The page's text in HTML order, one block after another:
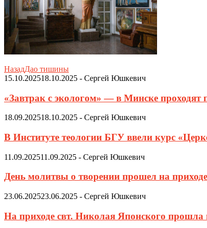
НазадДао тишины
15.10.202518.10.2025 - Сергей Юшкевич
«Завтрак с экологом» — в Минске проходят
18.09.202518.10.2025 - Сергей Юшкевич
В Институте теологии БГУ ввели курс
11.09.202511.09.2025 - Сергей Юшкевич
День молитвы о творении прошел на
23.06.202523.06.2025 - Сергей Юшкевич
На приходе свт. Николая Японского прошла